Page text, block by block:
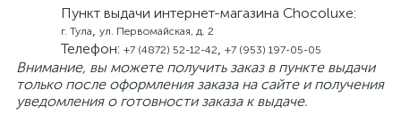
Пункт выдачи интернет-магазина Сhocoluxe:
г. Тула, ул. Первомайская, д. 2
Телефон: +7 (4872) 52-12-42, +7 (953) 197-05-05
Внимание, вы можете получить заказ в пункте выдачи
только после оформления заказа на сайте и получения
уведомления о готовности заказа к выдаче.